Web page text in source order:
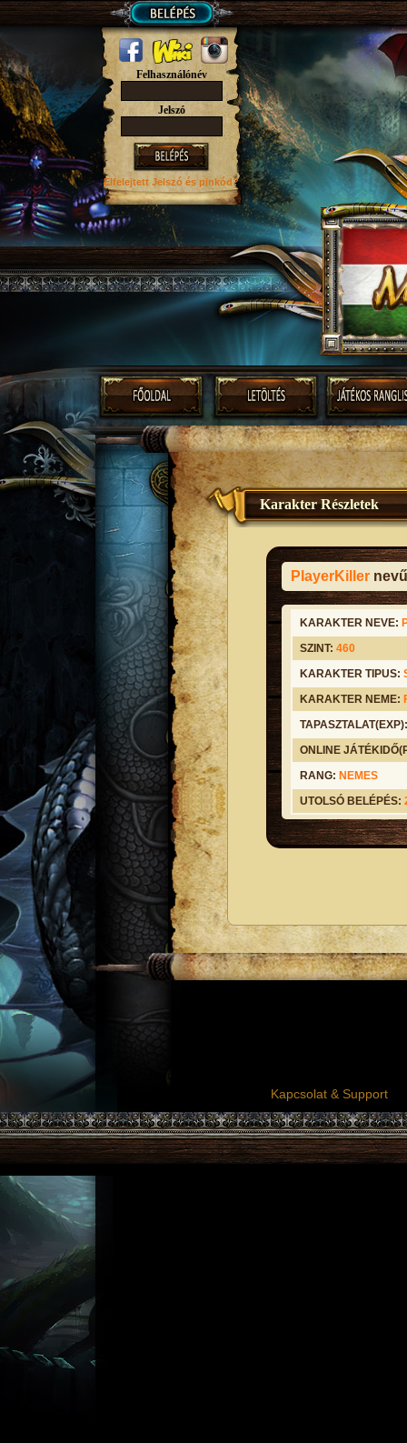
Felhasználónév
Jelszó
Elfelejtett Jelszó és pinkód?
Karakter Részletek
PlayerKiller
KARAKTER NEVE:
SZINT: 460
KARAKTER TIPUS:
KARAKTER NEME:
ONLINE
RANG: NEMES
UTOLSÓ BELÉPÉS:
Kapcsolat & Support